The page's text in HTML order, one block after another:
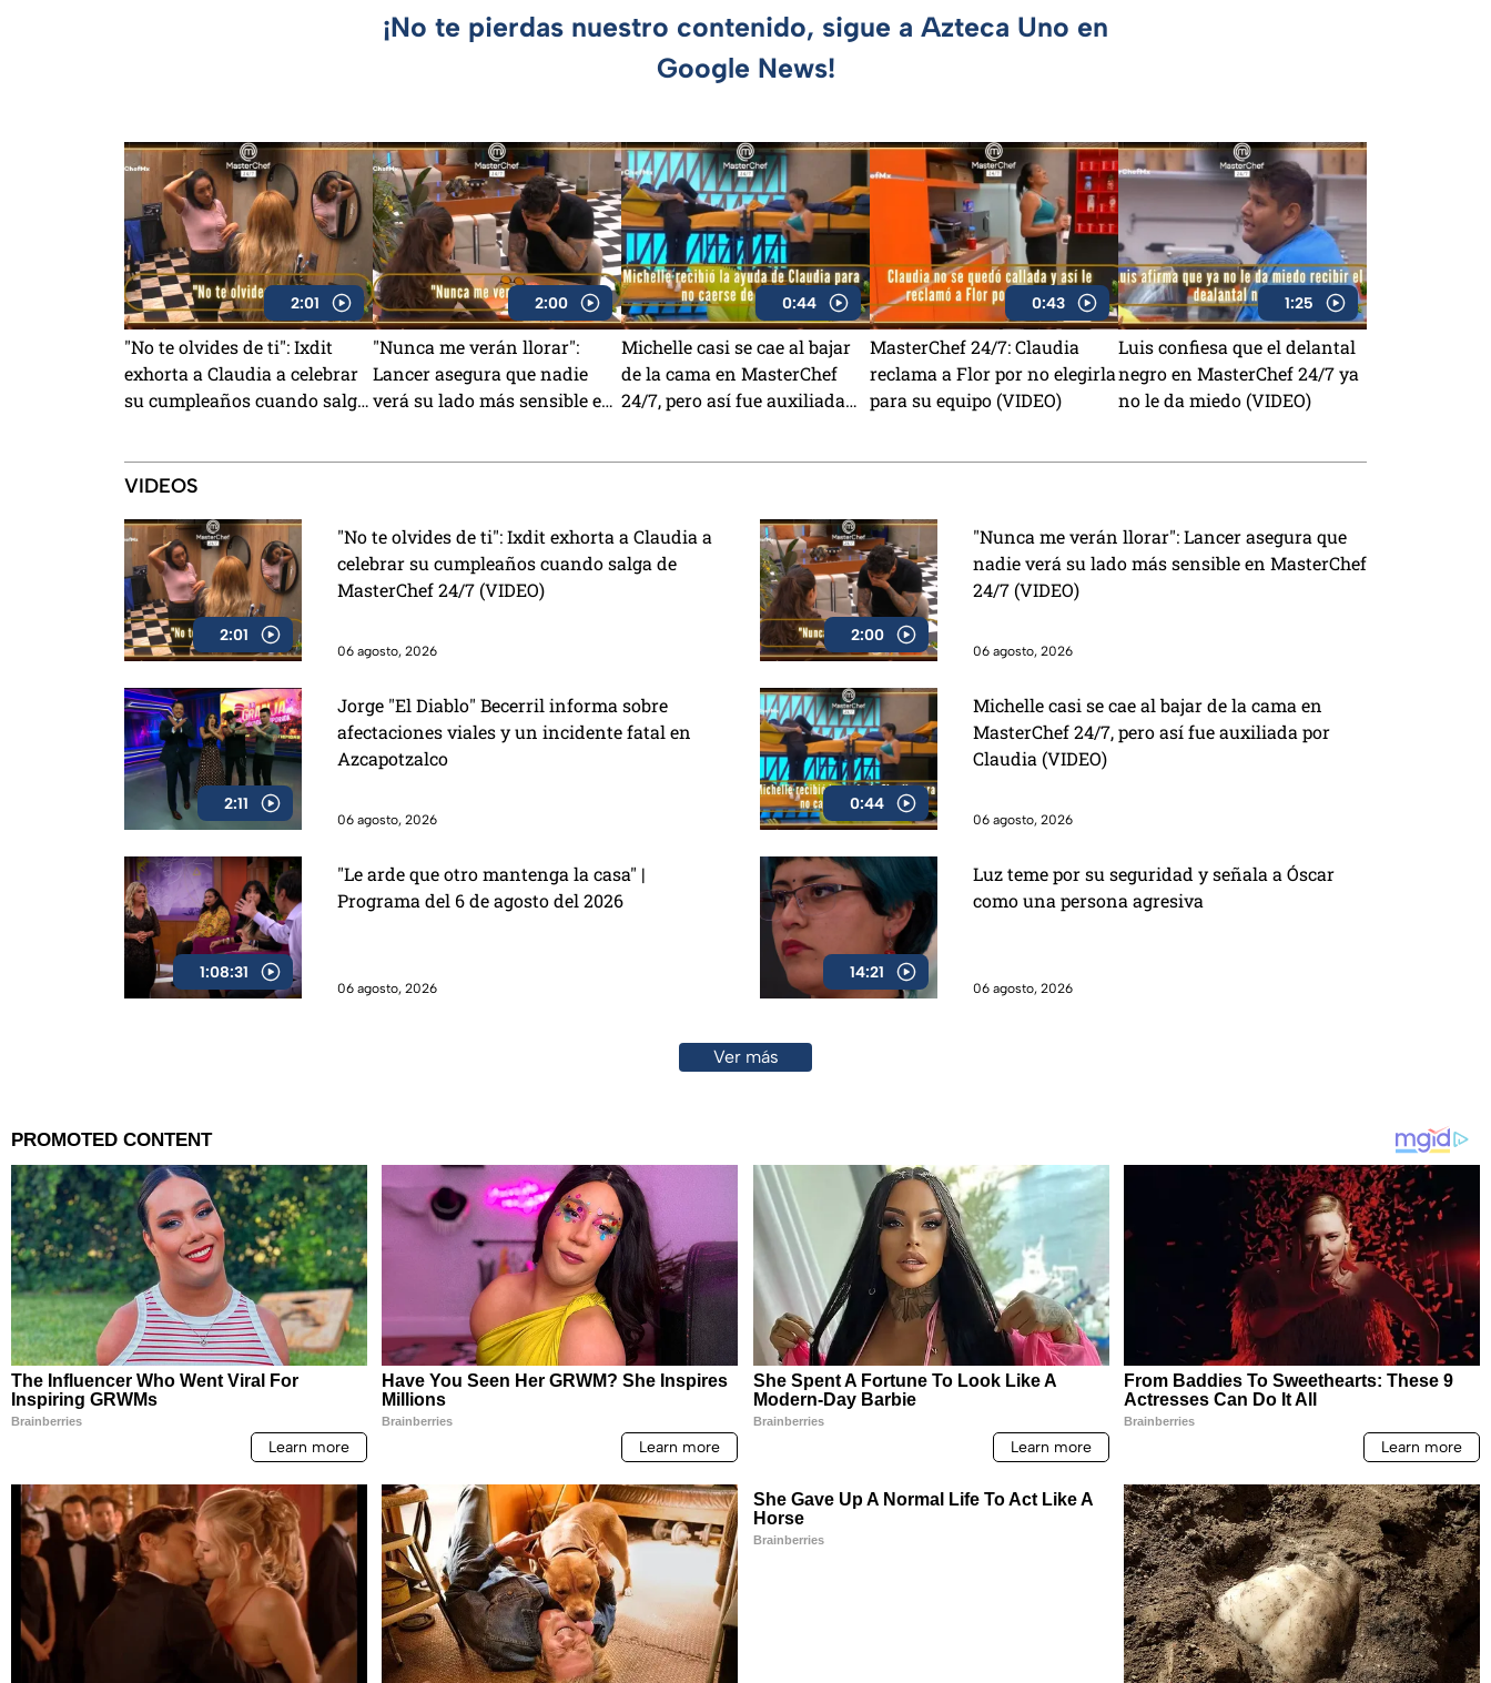
¡No te pierdas nuestro contenido, sigue a Azteca Uno en
Google News!
2:01
"No te olvides de ti": Ixdit
exhorta a Claudia a celebrar
su cumpleaños cuando salga
2:00
"Nunca me verán llorar":
Lancer asegura que nadie
verá su lado más sensible en
0:44
Michelle casi se cae al bajar
de la cama en MasterChef
24/7, pero así fue auxiliada
0:43
MasterChef 24/7: Claudia
reclama a Flor por no elegirla
para su equipo (VIDEO)
1:25
Luis confiesa que el delantal
negro en MasterChef 24/7 ya
no le da miedo (VIDEO)
VIDEOS
2:01
"No te olvides de ti": Ixdit exhorta a Claudia a
celebrar su cumpleaños cuando salga de
MasterChef 24/7 (VIDEO)
06 agosto, 2026
2:00
"Nunca me verán llorar": Lancer asegura que
nadie verá su lado más sensible en MasterChef
24/7 (VIDEO)
06 agosto, 2026
2:11
Jorge "El Diablo" Becerril informa sobre
afectaciones viales y un incidente fatal en
Azcapotzalco
06 agosto, 2026
0:44
Michelle casi se cae al bajar de la cama en
MasterChef 24/7, pero así fue auxiliada por
Claudia (VIDEO)
06 agosto, 2026
1:08:31
"Le arde que otro mantenga la casa" |
Programa del 6 de agosto del 2026
06 agosto, 2026
14:21
Luz teme por su seguridad y señala a Óscar
como una persona agresiva
06 agosto, 2026
Ver más